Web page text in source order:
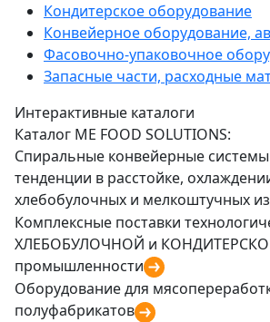
Кондитерское оборудование
Конвейерное оборудование,
Фасовочно-упаковочное
Запасные части, расходные
Интерактивные каталоги
Каталог ME FOOD SOLUTIONS:
Спиральные конвейерные
тенденции в расстойке,
хлебобулочных и мелкоштучных
Комплексные поставки
ХЛЕБОБУЛОЧНОЙ и
промышленности
Оборудование для
полуфабрикатов